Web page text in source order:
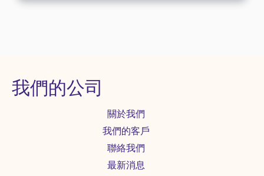
我們的公司
關於我們
我們的客戶
聯絡我們
最新消息